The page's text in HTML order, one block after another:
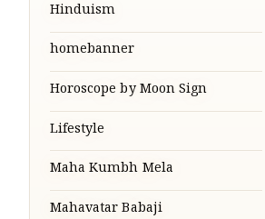
Hinduism
homebanner
Horoscope by Moon Sign
Lifestyle
Maha Kumbh Mela
Mahavatar Babaji